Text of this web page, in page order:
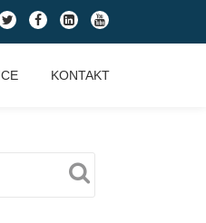
fa-
facebook
fa-
linkedin-
square
fa-
youtube
KONTAKT